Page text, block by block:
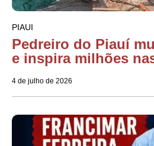
PIAUI
Pedreiro do Piauí
e inspira milhões
4 de julho de 2026